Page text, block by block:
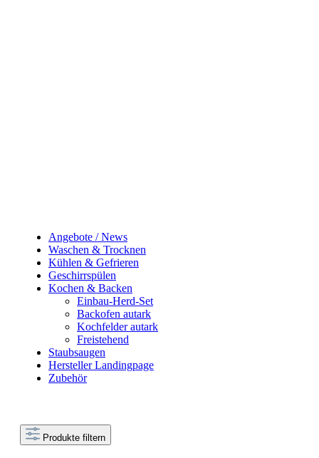
Angebote / News
Waschen & Trocknen
Kühlen & Gefrieren
Geschirrspülen
Kochen & Backen
Einbau-Herd-Set
Backofen autark
Kochfelder autark
Freistehend
Staubsaugen
Hersteller Landingpage
Zubehör
Produkte filtern